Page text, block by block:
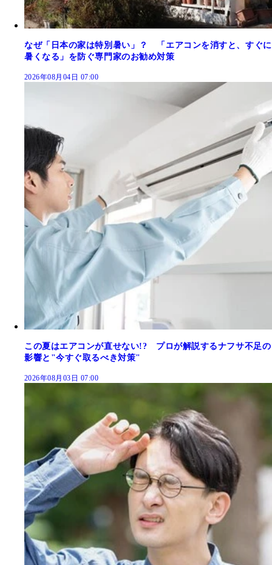
なぜ「日本の家は特別暑い」？ 「エアコンを消すと、すぐに
暑くなる」を防ぐ専門家のお勧め対策
2026年08月04日 07:00
この夏はエアコンが直せない!? プロが解説するナフサ不足の
影響と"今すぐ取るべき対策"
2026年08月03日 07:00